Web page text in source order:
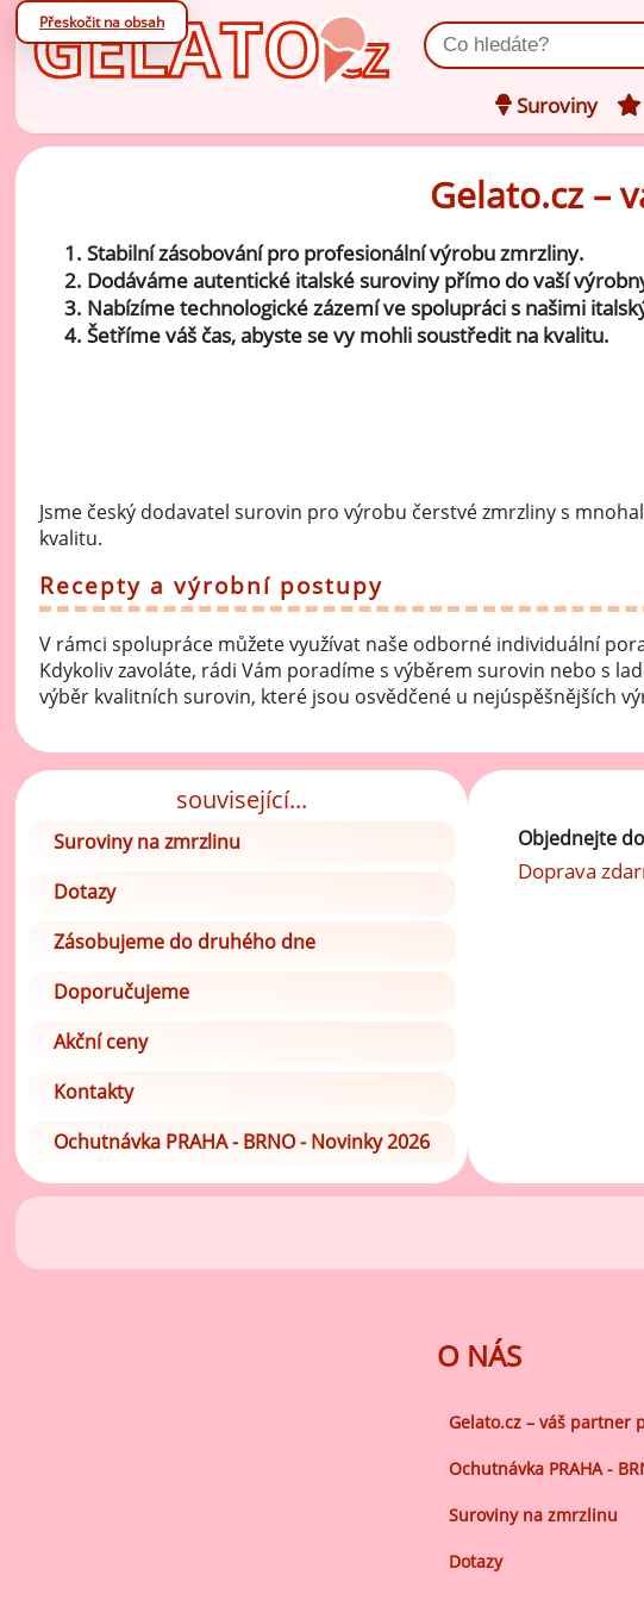
Přeskočit na obsah
Suroviny
Ochucovací
Vše z
Ochucovací
základu
Polevy na
ovocné
Zmrzlinové
Kompletní
zralé ovoce
Doplňkové
Zmrzlinové
Hotové
Ochucovací
Vyhledat produkt
Gelato.cz –
Stabilní zásobování pro profesionální výrobu zmrzliny.
Dodáváme autentické italské suroviny přímo do vaší
Nabízíme technologické zázemí ve spolupráci s našimi
Šetříme váš čas, abyste se vy mohli soustředit na kvalitu.
Jsme český dodavatel surovin pro výrobu čerstvé zmrzliny s
kvalitu.
Recepty a výrobní postupy
V rámci spolupráce můžete využívat naše odborné individuální
Kdykoliv zavoláte, rádi Vám poradíme s výběrem surovin nebo s
výběr kvalitních surovin, které jsou osvědčené u nejúspěšnějších
související...
Suroviny na zmrzlinu
Dotazy
Zásobujeme do druhého dne
Doporučujeme
Akční ceny
Kontakty
Ochutnávka PRAHA - BRNO - Novinky 2026
Objednejte
Doprava
O NÁS
Gelato.cz – váš partner
Ochutnávka PRAHA -
Suroviny na zmrzlinu
Dotazy